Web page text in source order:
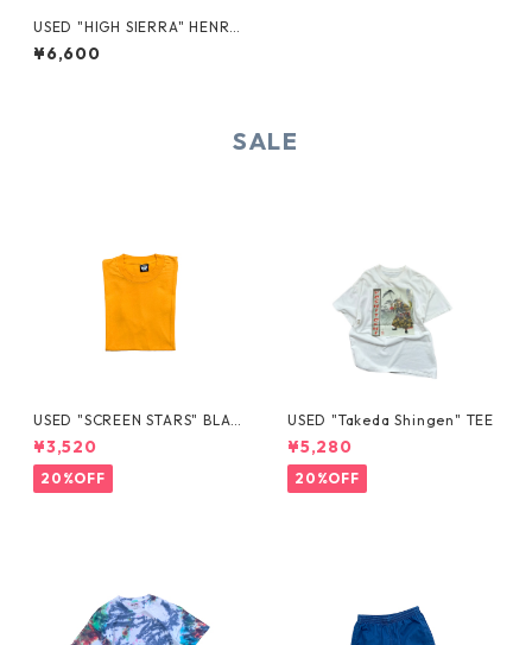
USED "HIGH SIERRA" HENRY
-NECK THERMAL CUT SEW
¥6,600
SALE
USED "SCREEN STARS" BLAN
K TEE
¥3,520
20%OFF
USED "Takeda Shingen" TEE
¥5,280
20%OFF